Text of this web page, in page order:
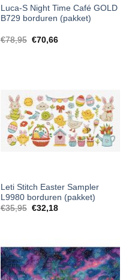
Luca-S Night Time Café GOLD
B729 borduren (pakket)
€78,95 €70,66
Leti Stitch Easter Sampler
L9980 borduren (pakket)
€35,95 €32,18